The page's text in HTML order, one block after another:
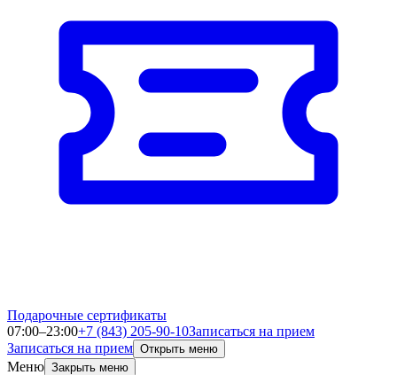
Подарочные сертификаты
07:00–23:00+7 (843) 205-90-10Записаться на прием
Записаться на прием Открыть меню
Меню Закрыть меню